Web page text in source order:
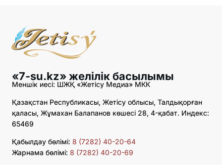
«7-su.kz» желілік басылымы
Меншік иесі: ШЖҚ «Жетісу Медиа» МКК
Қазақстан Республикасы, Жетісу облысы, Талдықорған
қаласы, Жұмахан Балапанов көшесі 28, 4-қабат. Индекс:
65469
Қабылдау бөлімі: 8 (7282) 40-20-64
Жарнама бөлімі: 8 (7282) 40-20-69